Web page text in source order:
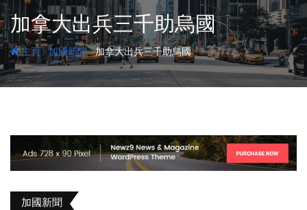
加拿大出兵三千助烏國
主頁-加國新聞-加拿大出兵三千助烏國
加國新聞